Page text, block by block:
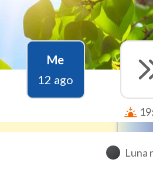
Me
12 ago
Luna